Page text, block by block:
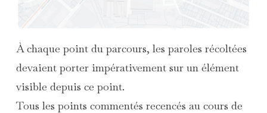
À chaque point du parcours, les paroles récoltées
devaient porter impérativement sur un élément
visible depuis ce point.
Tous les points commentés recencés au cours de